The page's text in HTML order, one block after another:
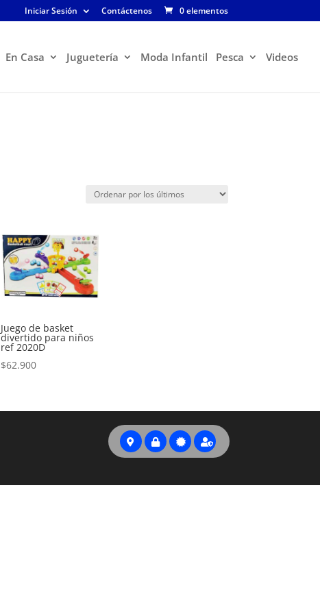
Iniciar Sesión Contáctenos 0 elementos
En Casa Juguetería Moda Infantil Pesca Videos
Juego de basket
divertido para niños
ref 2020D
$62.900